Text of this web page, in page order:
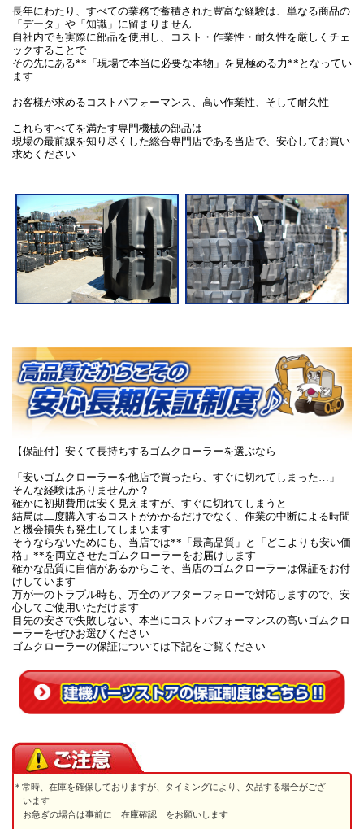
長年にわたり、すべての業務で蓄積された豊富な経験は、単なる商品の
「データ」や「知識」に留まりません
自社内でも実際に部品を使用し、コスト・作業性・耐久性を厳しくチェ
ックすることで
その先にある**「現場で本当に必要な本物」を見極める力**となってい
ます
お客様が求めるコストパフォーマンス、高い作業性、そして耐久性
これらすべてを満たす専門機械の部品は
現場の最前線を知り尽くした総合専門店である当店で、安心してお買い
求めください
【保証付】安くて長持ちするゴムクローラーを選ぶなら
「安いゴムクローラーを他店で買ったら、すぐに切れてしまった…」
そんな経験はありませんか？
確かに初期費用は安く見えますが、すぐに切れてしまうと
結局は二度購入するコストがかかるだけでなく、作業の中断による時間
と機会損失も発生してしまいます
そうならないためにも、当店では**「最高品質」と「どこよりも安い価
格」**を両立させたゴムクローラーをお届けします
確かな品質に自信があるからこそ、当店のゴムクローラーは保証をお付
けしています
万が一のトラブル時も、万全のアフターフォローで対応しますので、安
心してご使用いただけます
目先の安さで失敗しない、本当にコストパフォーマンスの高いゴムクロ
ーラーをぜひお選びください
ゴムクローラーの保証については下記をご覧ください
常時、在庫を確保しておりますが、タイミングにより、欠品する場合がござ
います
お急ぎの場合は事前に 在庫確認 をお願いします